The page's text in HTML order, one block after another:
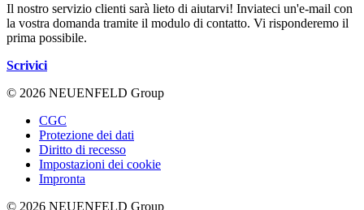
Il nostro servizio clienti sarà lieto di aiutarvi! Inviateci un'e-mail con
la vostra domanda tramite il modulo di contatto. Vi risponderemo il
prima possibile.
Scrivici
© 2026 NEUENFELD Group
CGC
Protezione dei dati
Diritto di recesso
Impostazioni dei cookie
Impronta
© 2026 NEUENFELD Group